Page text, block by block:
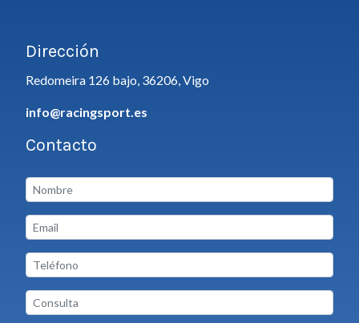
Dirección
Redomeira 126 bajo, 36206, Vigo
info@racingsport.es
Contacto